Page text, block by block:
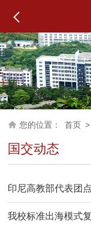
您的位置： 首页 >
国交动态
印尼高教部代表团
果
我校标准出海模式